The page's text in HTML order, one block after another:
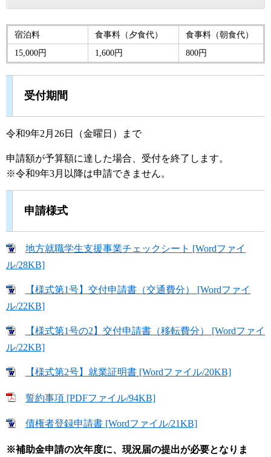
宿泊料 食事料（夕食代）
食事料（朝食代）
15,000円
1,600円 800円
受付期間
令和9年2月26日（金曜日）まで
申請額が予算額に達した場合、受付を終了します。
※令和9年3月以降は申請できません。
申請様式
地方就職学生支援事業チェックシート [Wordファイ
ル/28KB]
【様式第1号】交付申請書（交通費分） [Wordファイ
ル/22KB]
【様式第1号の2】交付申請書（移転費分） [Wordファイ
ル/22KB]
【様式第2号】就業証明書 [Wordファイル/20KB]
誓約事項 [PDFファイル/94KB]
債権者登録申請書 [Wordファイル/21KB]
※補助金申請の次年度に、現況届の提出が必要となりま